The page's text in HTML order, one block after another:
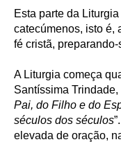
Esta parte da
catecúmenos, isto é,
fé cristã,
A Liturgia começa
Santíssima Trindade,
Pai, do Filho e do
séculos dos séculos
elevada de oração,